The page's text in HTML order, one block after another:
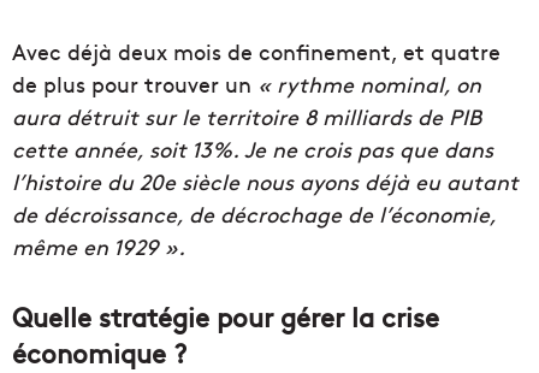
Avec déjà deux mois de confinement, et quatre
de plus pour trouver un « rythme nominal, on
aura détruit sur le territoire 8 milliards de PIB
cette année, soit 13%. Je ne crois pas que dans
l’histoire du 20e siècle nous ayons déjà eu autant
de décroissance, de décrochage de l’économie,
même en 1929 ».
Quelle stratégie pour gérer la crise
économique ?